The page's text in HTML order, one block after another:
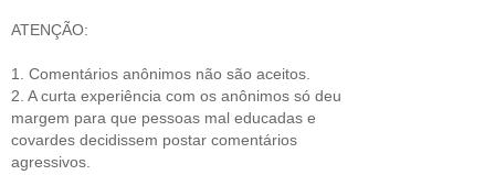
ATENÇÃO:
1. Comentários anônimos não são aceitos.
2. A curta experiência com os anônimos só deu
margem para que pessoas mal educadas e
covardes decidissem postar comentários
agressivos.